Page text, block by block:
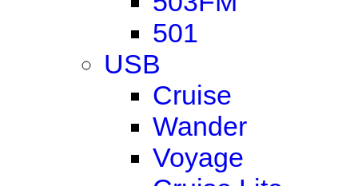
501
USB
Cruise
Wander
Voyage